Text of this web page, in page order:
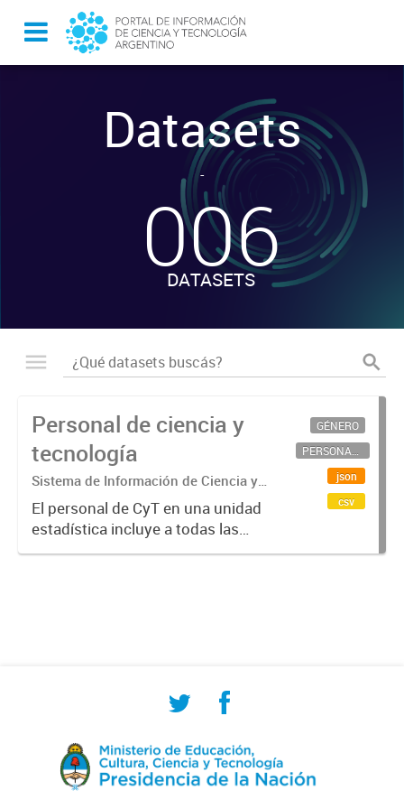
Datasets
-
006
DATASETS
Personal de ciencia y
tecnología
Sistema de Información de Ciencia y
Tecnología Argentino (SICYTAR)
El personal de CyT en una unidad
estadística incluye a todas las
personas involucradas
GÉNERO
PERSONAL CIENTÍFICO-TECNOLÓGICO
json
csv